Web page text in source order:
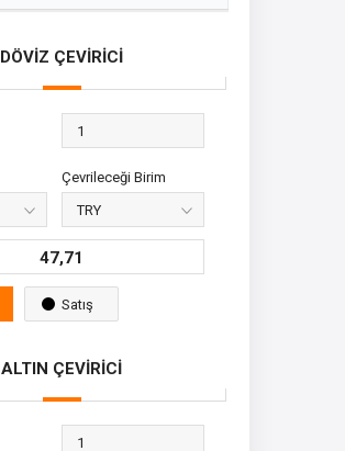
DÖVİZ ÇEVİRİCİ
Çevrileceği Birim
47,71
Satış
ALTIN ÇEVİRİCİ